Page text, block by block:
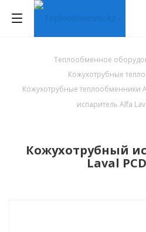
Теплообменное
Кожухотрубные
Кожухотрубные теплообменники
испаритель Alfa
Кожухотрубный
Laval